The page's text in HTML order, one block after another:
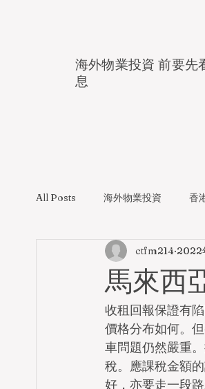
海外物業投資 前要先
息
All Posts 海外物業投資 香
馬來西
ctfm214 2022
收租回報保證有
價格分布如何。
車問題仍然嚴重
稅。應課稅金額
好，亦要走一段